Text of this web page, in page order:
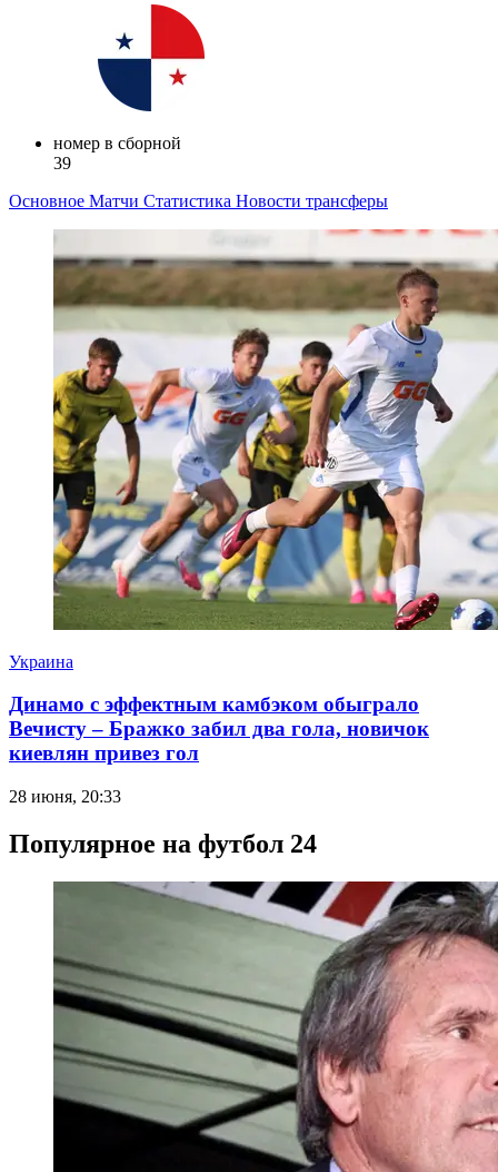
номер в сборной
39
Основное Матчи Статистика Новости трансферы
Украина
Динамо с эффектным камбэком обыграло
Вечисту – Бражко забил два гола, новичок
киевлян привез гол
28 июня, 20:33
Популярное на футбол 24